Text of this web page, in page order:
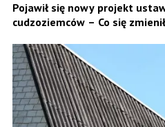
Pojawił się nowy projekt
cudzoziemców – Co się